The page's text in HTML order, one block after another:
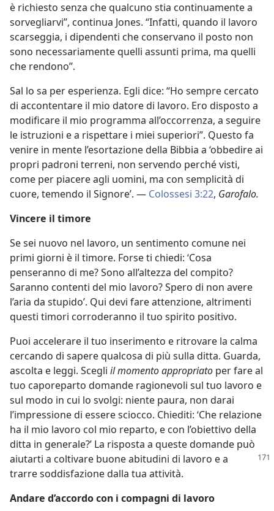
è richiesto senza che qualcuno stia continuamente a
sorvegliarvi”, continua Jones. “Infatti, quando il lavoro
scarseggia, i dipendenti che conservano il posto non
sono necessariamente quelli assunti prima, ma quelli
che rendono”.
Sal lo sa per esperienza. Egli dice: “Ho sempre cercato
di accontentare il mio datore di lavoro. Ero disposto a
modificare il mio programma all’occorrenza, a seguire
le istruzioni e a rispettare i miei superiori”. Questo fa
venire in mente l’esortazione della Bibbia a ‘obbedire ai
propri padroni terreni, non servendo perché visti,
come per piacere agli uomini, ma con semplicità di
cuore, temendo il Signore’. — Colossesi 3:22, Garofalo.
Vincere il timore
Se sei nuovo nel lavoro, un sentimento comune nei
primi giorni è il timore. Forse ti chiedi: ‘Cosa
penseranno di me? Sono all’altezza del compito?
Saranno contenti del mio lavoro? Spero di non avere
l’aria da stupido’. Qui devi fare attenzione, altrimenti
questi timori corroderanno il tuo spirito positivo.
Puoi accelerare il tuo inserimento e ritrovare la calma
cercando di sapere qualcosa di più sulla ditta. Guarda,
ascolta e leggi. Scegli il momento appropriato per fare al
tuo caporeparto domande ragionevoli sul tuo lavoro e
sul modo in cui lo svolgi: niente paura, non darai
l’impressione di essere sciocco. Chiediti: ‘Che relazione
ha il mio lavoro col mio reparto, e con l’obiettivo della
ditta in generale?’ La risposta a queste domande può
aiutarti a coltivare buone abitudini di lavoro e a
trarre soddisfazione dalla tua attività.
Andare d’accordo con i compagni di lavoro